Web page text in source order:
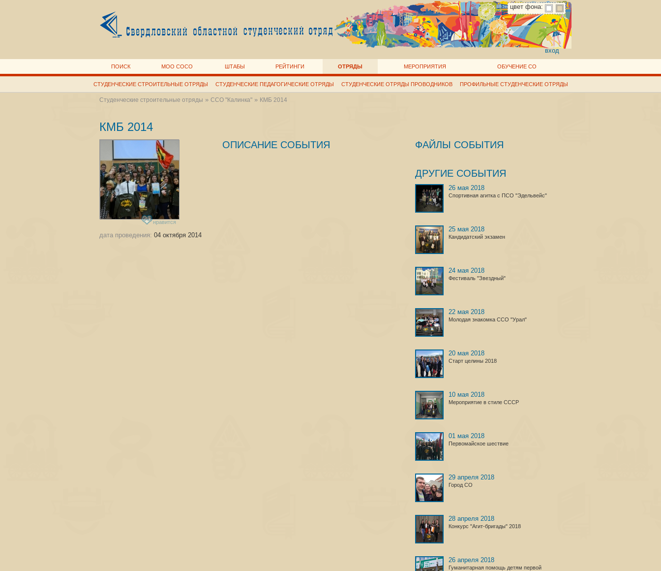
вход
ПОИСК МОО СОСО ШТАБЫ РЕЙТИНГИ ОТРЯДЫ МЕРОПРИЯТИЯ ОБУЧЕНИЕ СО
СТУДЕНЧЕСКИЕ СТРОИТЕЛЬНЫЕ ОТРЯДЫ СТУДЕНЧЕСКИЕ ПЕДАГОГИЧЕСКИЕ ОТРЯДЫ СТУДЕНЧЕСКИЕ ОТРЯДЫ ПРОВОДНИКОВ ПРОФИЛЬНЫЕ СТУДЕНЧЕСКИЕ ОТРЯДЫ
Студенческие строительные отряды » ССО "Калинка"» КМБ 2014
КМБ 2014
642 нравится
дата проведения: 04 октября 2014
ОПИСАНИЕ СОБЫТИЯ ФАЙЛЫ СОБЫТИЯ
ДРУГИЕ СОБЫТИЯ
26 мая 2018
Спортивная агитка с ПСО "Эдельвейс"
25 мая 2018
Кандидатский экзамен
24 мая 2018
Фестиваль "Звездный"
22 мая 2018
Молодая знакомка ССО "Урал"
20 мая 2018
Старт целины 2018
10 мая 2018
Мероприятие в стиле СССР
01 мая 2018
Первомайское шествие
29 апреля 2018
Город СО
28 апреля 2018
Конкурс "Агит-бригады" 2018
26 апреля 2018
Гуманитарная помощь детям первой
цвет фона: